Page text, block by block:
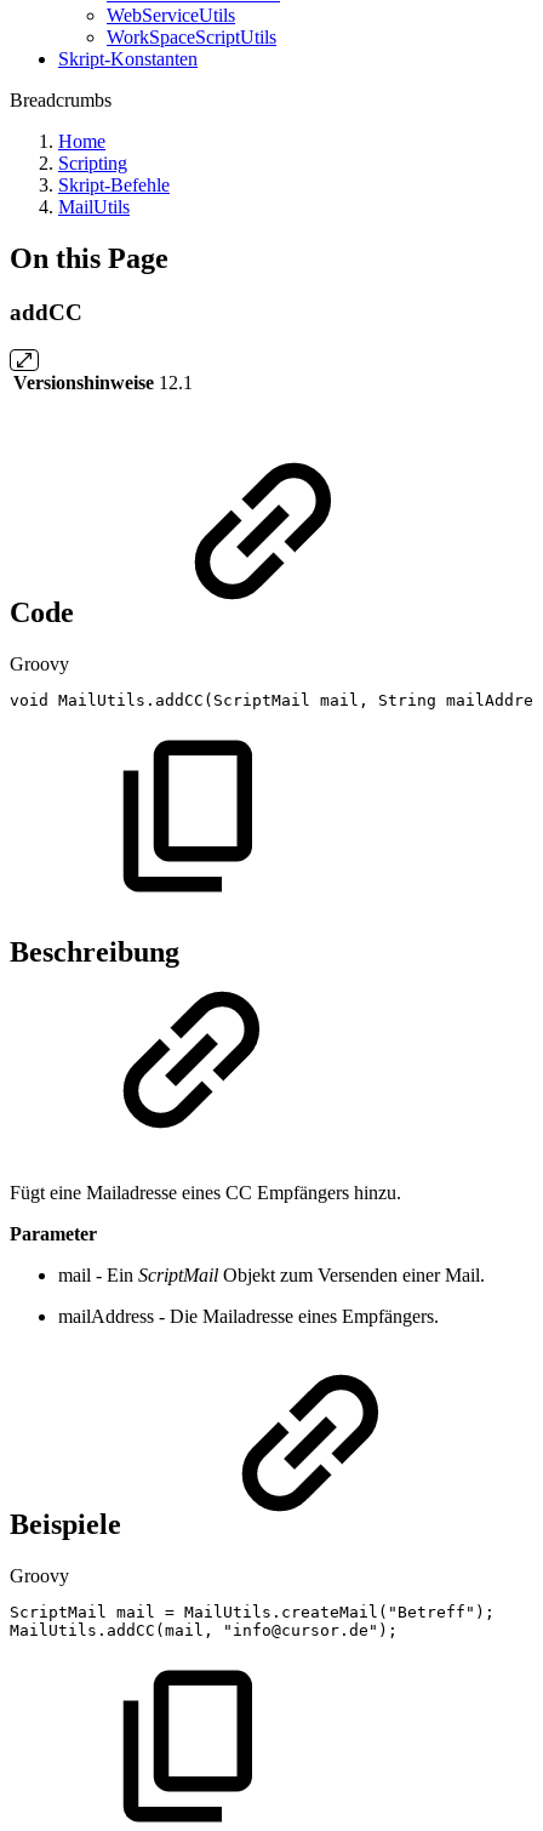
WebServiceUtils
WorkSpaceScriptUtils
Skript-Konstanten
Breadcrumbs
Home
Scripting
Skript-Befehle
MailUtils
On this Page
addCC
Versionshinweise 12.1
Code
Groovy
void MailUtils . addCC ( ScriptMail mail , String
Beschreibung
Fügt eine Mailadresse eines CC Empfängers hinzu.
Parameter
mail - Ein ScriptMail Objekt zum Versenden einer Mail.
mailAddress - Die Mailadresse eines Empfängers.
Beispiele
Groovy
ScriptMail mail = MailUtils . createMail ( "Betreff" ) ;
MailUtils . addCC ( mail , "info@cursor.de" ) ;